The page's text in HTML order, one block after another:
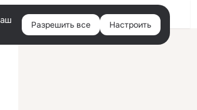
Войти
Разрешить все Настроить